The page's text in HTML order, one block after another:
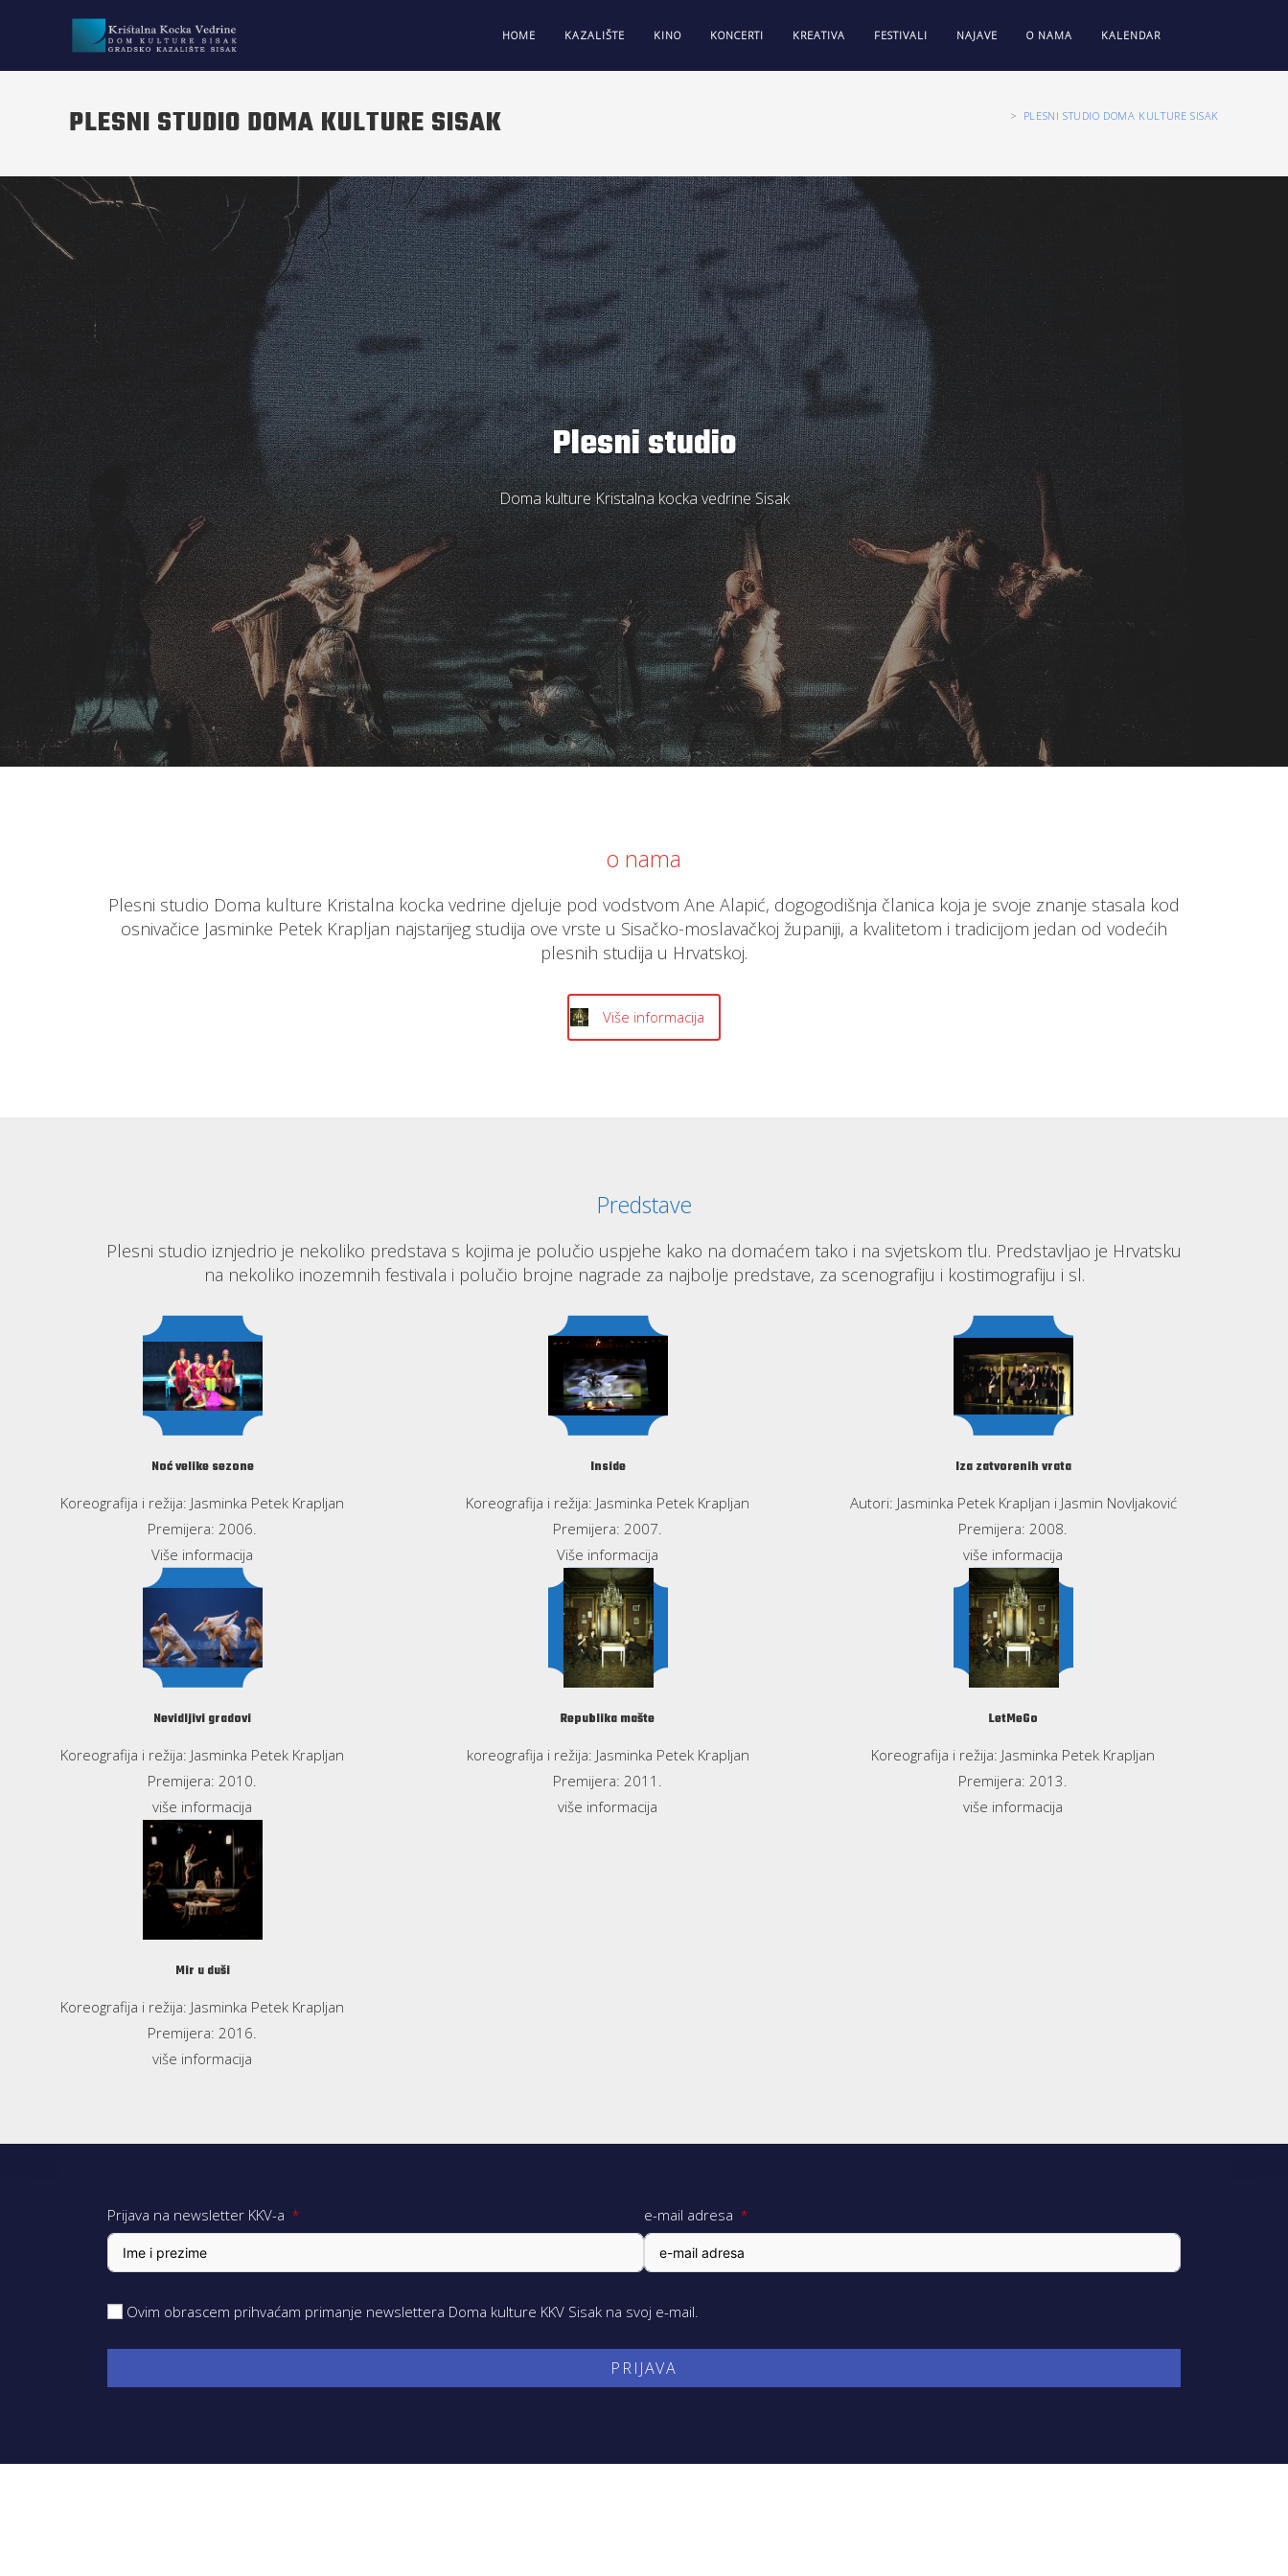
HOME KAZALIŠTE KINO KONCERTI KREATIVA FESTIVALI NAJAVE O NAMA KALENDAR
PLESNI STUDIO DOMA KULTURE SISAK > PLESNI STUDIO DOMA KULTURE SISAK
Plesni studio
Doma kulture Kristalna kocka vedrine Sisak
o nama
Plesni studio Doma kulture Kristalna kocka vedrine djeluje pod vodstvom Ane Alapić, dogogodišnja članica koja je svoje znanje stasala kod
osnivačice Jasminke Petek Krapljan najstarijeg studija ove vrste u Sisačko-moslavačkoj županiji, a kvalitetom i tradicijom jedan od vodećih
plesnih studija u Hrvatskoj.
Više informacija
Predstave
Plesni studio iznjedrio je nekoliko predstava s kojima je polučio uspjehe kako na domaćem tako i na svjetskom tlu. Predstavljao je Hrvatsku
na nekoliko inozemnih festivala i polučio brojne nagrade za najbolje predstave, za scenografiju i kostimografiju i sl.
Noć velike sezone
Koreografija i režija: Jasminka Petek Krapljan
Premijera: 2006.
Više informacija
Inside
Koreografija i režija: Jasminka Petek Krapljan
Premijera: 2007.
Više informacija
Iza zatvorenih vrata
Autori: Jasminka Petek Krapljan i Jasmin Novljaković
Premijera: 2008.
više informacija
Nevidljivi gradovi
Koreografija i režija: Jasminka Petek Krapljan
Premijera: 2010.
više informacija
Republika mašte
koreografija i režija: Jasminka Petek Krapljan
Premijera: 2011.
više informacija
LetMeGo
Koreografija i režija: Jasminka Petek Krapljan
Premijera: 2013.
više informacija
Mir u duši
Koreografija i režija: Jasminka Petek Krapljan
Premijera: 2016.
više informacija
Prijava na newsletter KKV-a e-mail adresa
Ovim obrascem prihvaćam primanje newslettera Doma kulture KKV Sisak na svoj e-mail.
PRIJAVA